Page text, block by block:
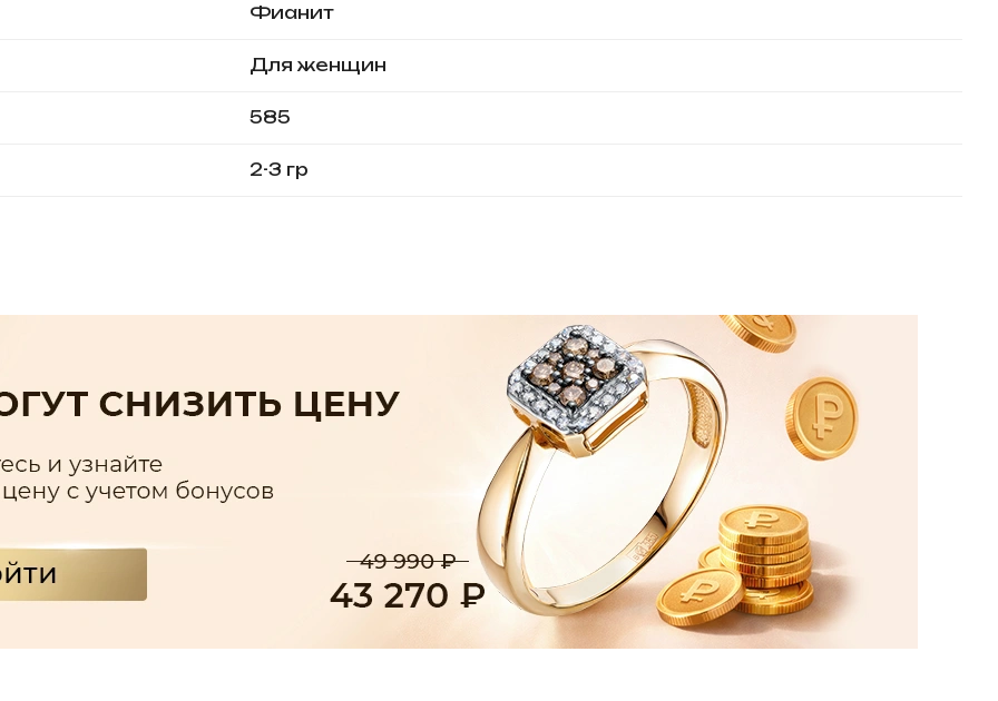
Фианит
Для женщин
585
2-3 гр